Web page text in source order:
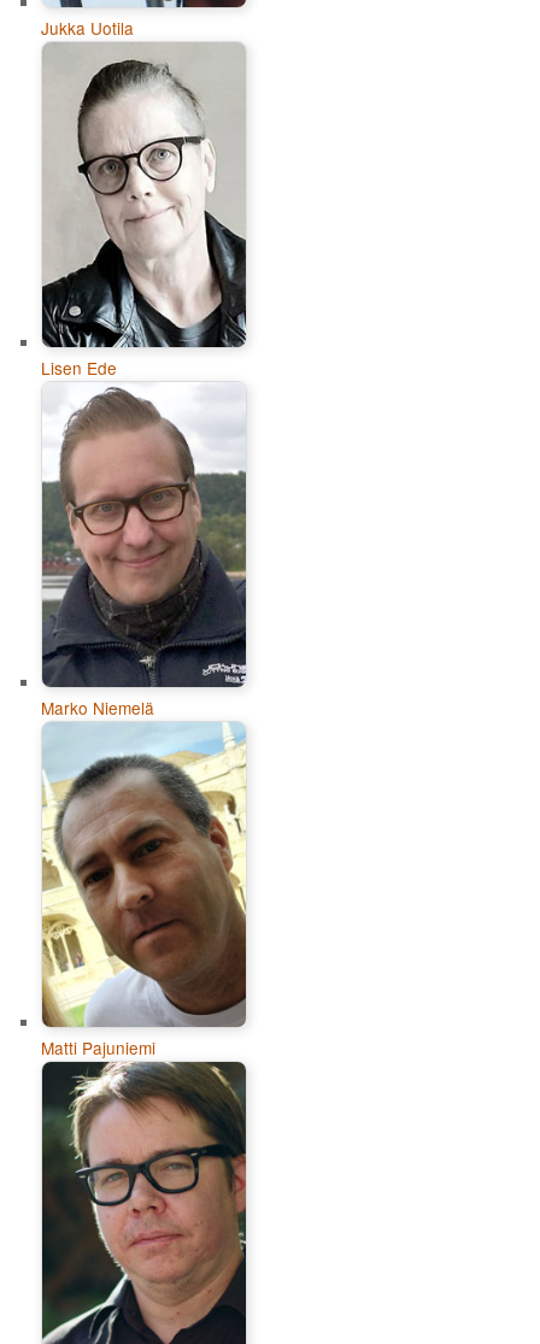
Jukka Uotila
Lisen Ede
Marko Niemelä
Matti Pajuniemi